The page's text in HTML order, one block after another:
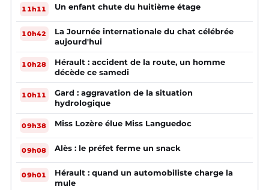
11h11 Un enfant chute du huitième étage
10h42
La Journée internationale du chat célébrée
aujourd'hui
10h28
Hérault : accident de la route, un homme
décède ce samedi
10h11
Gard : aggravation de la situation
hydrologique
09h38 Miss Lozère élue Miss Languedoc
09h08 Alès : le préfet ferme un snack
09h01
Hérault : quand un automobiliste charge la
mule